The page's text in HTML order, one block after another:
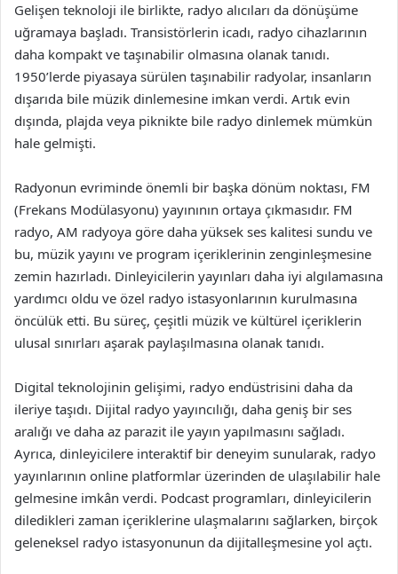
Gelişen teknoloji ile birlikte, radyo alıcıları da dönüşüme
uğramaya başladı. Transistörlerin icadı, radyo cihazlarının
daha kompakt ve taşınabilir olmasına olanak tanıdı.
1950’lerde piyasaya sürülen taşınabilir radyolar, insanların
dışarıda bile müzik dinlemesine imkan verdi. Artık evin
dışında, plajda veya piknikte bile radyo dinlemek mümkün
hale gelmişti.
Radyonun evriminde önemli bir başka dönüm noktası, FM
(Frekans Modülasyonu) yayınının ortaya çıkmasıdır. FM
radyo, AM radyoya göre daha yüksek ses kalitesi sundu ve
bu, müzik yayını ve program içeriklerinin zenginleşmesine
zemin hazırladı. Dinleyicilerin yayınları daha iyi algılamasına
yardımcı oldu ve özel radyo istasyonlarının kurulmasına
öncülük etti. Bu süreç, çeşitli müzik ve kültürel içeriklerin
ulusal sınırları aşarak paylaşılmasına olanak tanıdı.
Digital teknolojinin gelişimi, radyo endüstrisini daha da
ileriye taşıdı. Dijital radyo yayıncılığı, daha geniş bir ses
aralığı ve daha az parazit ile yayın yapılmasını sağladı.
Ayrıca, dinleyicilere interaktif bir deneyim sunularak, radyo
yayınlarının online platformlar üzerinden de ulaşılabilir hale
gelmesine imkân verdi. Podcast programları, dinleyicilerin
diledikleri zaman içeriklerine ulaşmalarını sağlarken, birçok
geleneksel radyo istasyonunun da dijitalleşmesine yol açtı.